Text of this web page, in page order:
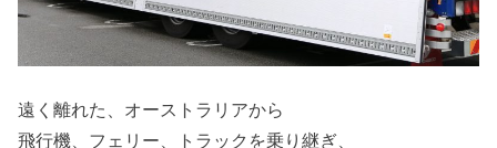
遠く離れた、オーストラリアから
飛行機、フェリー、トラックを乗り継ぎ、